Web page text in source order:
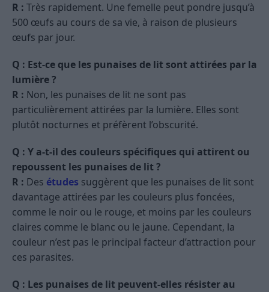
R : Très rapidement. Une femelle peut pondre jusqu’à
500 œufs au cours de sa vie, à raison de plusieurs
œufs par jour.
Q : Est-ce que les punaises de lit sont attirées par la
lumière ?
R : Non, les punaises de lit ne sont pas
particulièrement attirées par la lumière. Elles sont
plutôt nocturnes et préfèrent l’obscurité.
Q : Y a-t-il des couleurs spécifiques qui attirent ou
repoussent les punaises de lit ?
R : Des études suggèrent que les punaises de lit sont
davantage attirées par les couleurs plus foncées,
comme le noir ou le rouge, et moins par les couleurs
claires comme le blanc ou le jaune. Cependant, la
couleur n’est pas le principal facteur d’attraction pour
ces parasites.
Q : Les punaises de lit peuvent-elles résister au